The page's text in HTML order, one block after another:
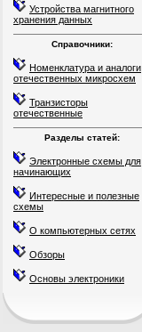
Устройства магнитного
хранения данных
Справочники:
Номенклатура и аналоги
отечественных микросхем
Транзисторы
отечественные
Разделы статей:
Электронные схемы для
начинающих
Интересные и полезные
схемы
О компьютерных сетях
Обзоры
Основы электроники